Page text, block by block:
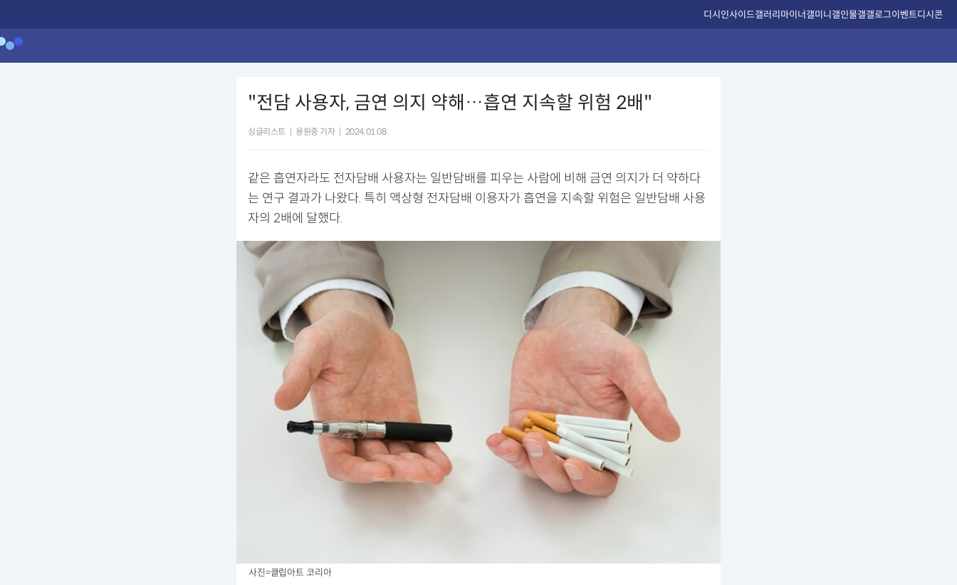
디시인사이드갤러리마이너갤미니갤인물갤갤로그이벤트디시콘
"전담 사용자, 금연 의지 약해…흡연 지속할 위험 2배"
싱글리스트 용원중 기자 2024.01.08
같은 흡연자라도 전자담배 사용자는 일반담배를 피우는 사람에 비해 금연 의지가 더 약하다
는 연구 결과가 나왔다. 특히 액상형 전자담배 이용자가 흡연을 지속할 위험은 일반담배 사용
자의 2배에 달했다.
사진=클립아트 코리아